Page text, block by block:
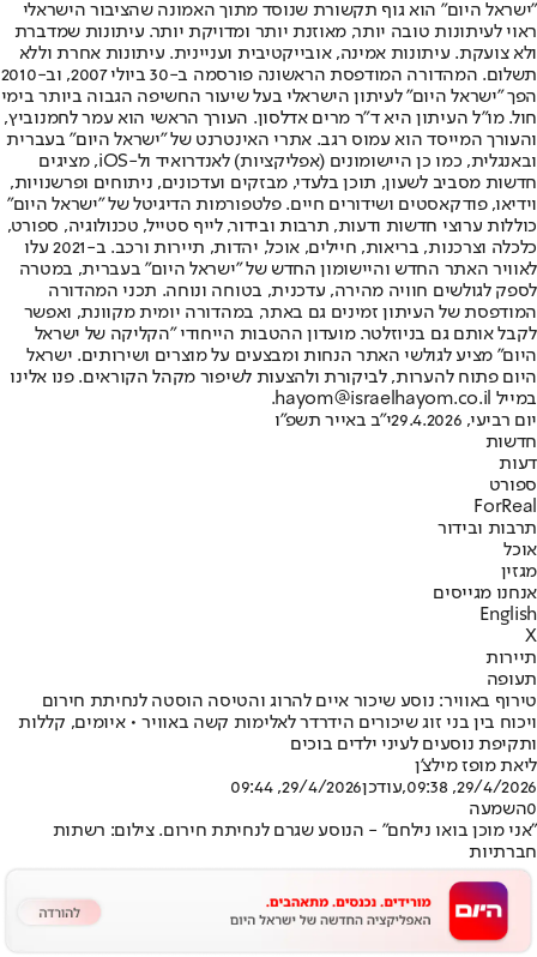
"ישראל היום" הוא גוף תקשורת שנוסד מתוך האמונה שהציבור הישראלי
ראוי לעיתונות טובה יותר, מאוזנת יותר ומדויקת יותר. עיתונות שמדברת
ולא צועקת. עיתונות אמינה, אובייקטיבית ועניינית. עיתונות אחרת וללא
תשלום. המהדורה המודפסת הראשונה פורסמה ב-30 ביולי 2007, וב-2010
הפך "ישראל היום" לעיתון הישראלי בעל שיעור החשיפה הגבוה ביותר בימי
חול. מו"ל העיתון היא ד"ר מרים אדלסון. העורך הראשי הוא עמר לחמנוביץ,
והעורך המייסד הוא עמוס רגב. אתרי האינטרנט של "ישראל היום" בעברית
ובאנגלית, כמו כן היישומונים (אפליקציות) לאנדרואיד ול-iOS, מציגים
חדשות מסביב לשעון, תוכן בלעדי, מבזקים ועדכונים, ניתוחים ופרשנויות,
וידיאו, פודקאסטים ושידורים חיים. פלטפורמות הדיגיטל של "ישראל היום"
כוללות ערוצי חדשות ודעות, תרבות ובידור, לייף סטייל, טכנולוגיה, ספורט,
כלכלה וצרכנות, בריאות, חיילים, אוכל, יהדות, תיירות ורכב. ב-2021 עלו
לאוויר האתר החדש והיישומון החדש של "ישראל היום" בעברית, במטרה
לספק לגולשים חוויה מהירה, עדכנית, בטוחה ונוחה. תכני המהדורה
המודפסת של העיתון זמינים גם באתר, במהדורה יומית מקוונת, ואפשר
לקבל אותם גם בניוזלטר. מועדון ההטבות הייחודי "הקליקה של ישראל
היום" מציע לגולשי האתר הנחות ומבצעים על מוצרים ושירותים. ישראל
היום פתוח להערות, לביקורת ולהצעות לשיפור מקהל הקוראים. פנו אלינו
במייל hayom@israelhayom.co.il.
יום רביעי, 29.4.2026
י"ב באייר תשפ"ו
חדשות
דעות
ספורט
ForReal
תרבות ובידור
אוכל
מגזין
אנחנו מגייסים
English
X
תיירות
תעופה
טירוף באוויר: נוסע שיכור איים להרוג והטיסה הוסטה לנחיתת חירום
ויכוח בין בני זוג שיכורים הידרדר לאלימות קשה באוויר • איומים, קללות
ותקיפת נוסעים לעיני ילדים בוכים
ליאת מופז מילצ'ן
29/4/2026, 09:38
,עודכן29/4/2026, 09:44
0השמעה
"אני מוכן בואו נילחם" - הנוסע שגרם לנחיתת חירום. צילום: רשתות
חברתיות